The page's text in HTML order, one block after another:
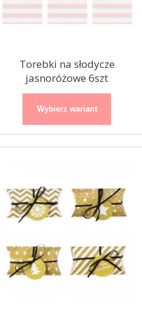
Girlanda balonowa
czarno-złota
Torebki na słodycze
jasnoróżowe 6szt
Wybierz wariant